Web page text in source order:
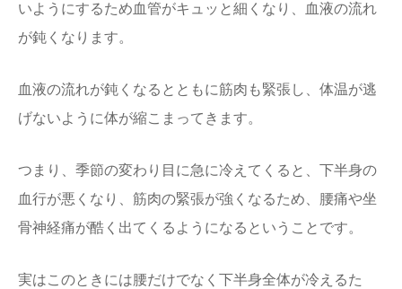
いようにするため血管がキュッと細くなり、血液の流れ
が鈍くなります。
血液の流れが鈍くなるとともに筋肉も緊張し、体温が逃
げないように体が縮こまってきます。
つまり、季節の変わり目に急に冷えてくると、下半身の
血行が悪くなり、筋肉の緊張が強くなるため、腰痛や坐
骨神経痛が酷く出てくるようになるということです。
実はこのときには腰だけでなく下半身全体が冷えるた